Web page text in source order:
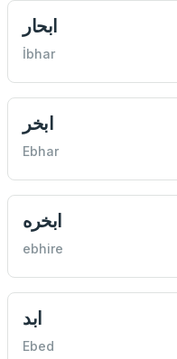
ابحار
İbhar
ابخر
Ebhar
ابخره
ebhire
ابد
Ebed